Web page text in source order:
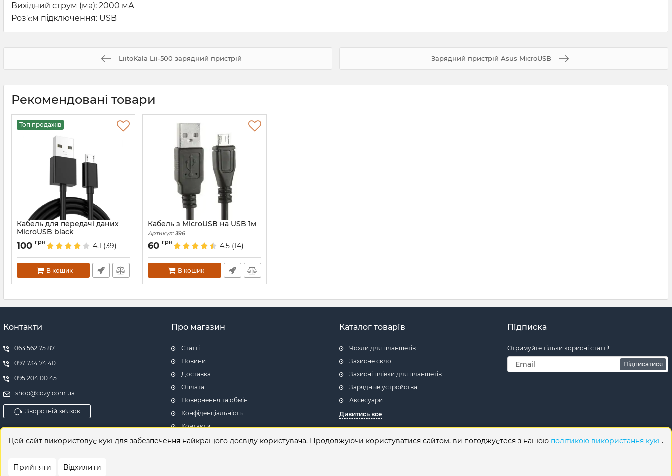
Вихідний струм (ма): 2000 мА
Роз'єм підключення: USB
LiitoKala Lii-500 зарядний пристрій Зарядний пристрій Asus MicroUSB
Рекомендовані товари
Топ продажів
Кабель для передачі даних
MicroUSB black
Артикул:4034
100 грн 4.1 (39)
В кошик
Кабель з MicroUSB на USB 1м
Артикул:396
60 грн 4.5 (14)
В кошик
Контакти
063 562 75 87
097 734 74 40
095 204 00 45
shop@cozy.com.ua
Зворотній зв'язок
Про магазин
Статті
Новини
Доставка
Оплата
Повернення та обмін
Конфіденціальність
Контакти
Відгуки про магазин
Каталог товарів
Чохли для планшетів
Захисне скло
Захисні плівки для планшетів
Зарядные устройства
Аксесуари
Дивитись все
Підписка
Отримуйте тільки корисні статті!
Підписатися
© 2026 Інтернет-магазин на
Цей сайт використовує кукі для забезпечення найкращого досвіду користувача. Продовжуючи користуватися сайтом, ви погоджуєтеся з нашою політикою використання кукі .
Прийняти Відхилити